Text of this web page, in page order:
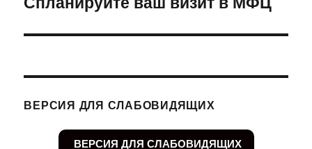
ВЕРСИЯ ДЛЯ СЛАБОВИДЯЩИХ
ВЕРСИЯ ДЛЯ СЛАБОВИДЯЩИХ